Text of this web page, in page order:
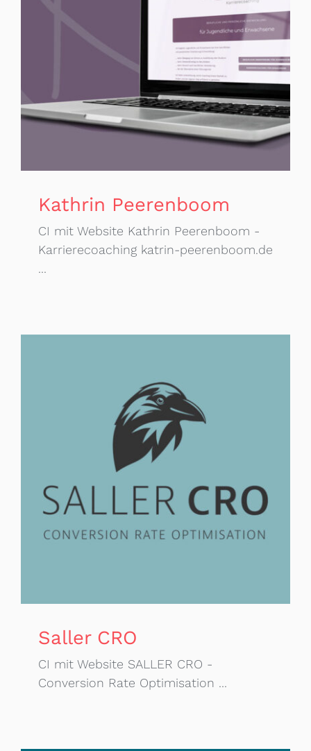
Kathrin Peerenboom
CI mit Website Kathrin Peerenboom -
Karrierecoaching katrin-peerenboom.de
...
Saller CRO
CI mit Website SALLER CRO -
Conversion Rate Optimisation ...